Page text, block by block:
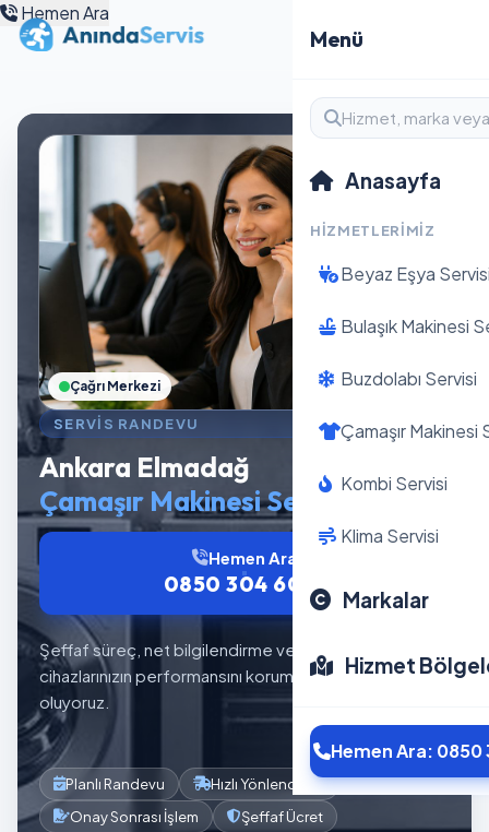
Menü
Anasayfa
HIZMETLERIMIZ
Beyaz Eşya
Bulaşık Makinesi
Buzdolabı Servisi
Çamaşır Makinesi
Kombi Servisi
Klima Servisi
Markalar
Hizmet
Hemen Ara: 0850
Hemen Ara
SERVIS RANDEVU
Ankara Elmadağ
Çamaşır Makinesi Servisi
Şeffaf süreç, net bilgilendirme ve planlı servis akışıyla
cihazlarınızın performansını korumaya yardımcı
oluyoruz.
Hemen Ara
0850 304 6012
Planlı Randevu
Hızlı Yönlendirme
Onay Sonrası İşlem
Şeffaf Ücret
Çağrı Merkezi